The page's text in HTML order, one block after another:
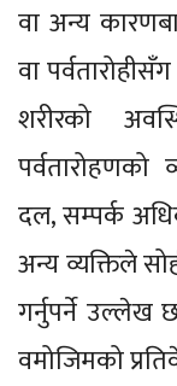
वा अन्य
वा
शरीरको
पर्वतारोहणको
दल, सम्पर्क
अन्य व्यक्तिले
गर्नुपर्ने उल्लेख
वमोजिमको